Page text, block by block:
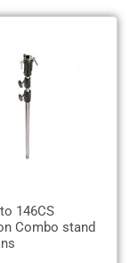
146CS
Combo stand